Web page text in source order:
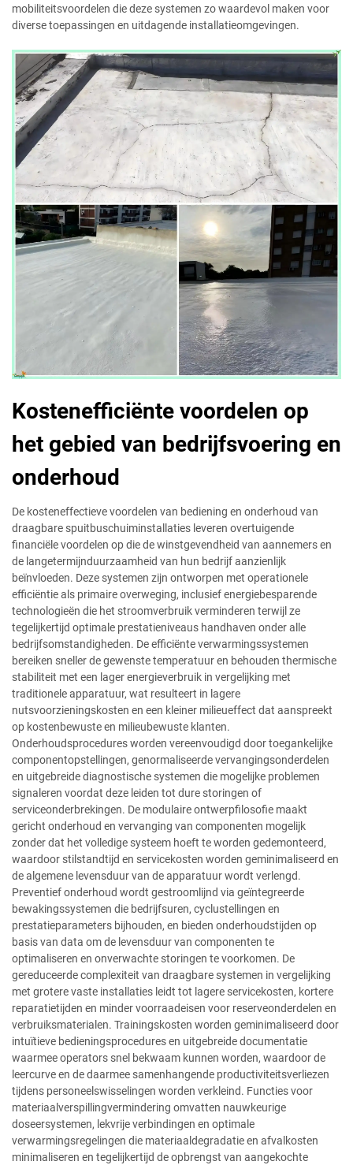
mobiliteitsvoordelen die deze systemen zo waardevol maken voor
diverse toepassingen en uitdagende installatieomgevingen.
Kostenefficiënte voordelen op
het gebied van bedrijfsvoering en
onderhoud
De kosteneffectieve voordelen van bediening en onderhoud van
draagbare spuitbuschuiminstallaties leveren overtuigende
financiële voordelen op die de winstgevendheid van aannemers en
de langetermijnduurzaamheid van hun bedrijf aanzienlijk
beïnvloeden. Deze systemen zijn ontworpen met operationele
efficiëntie als primaire overweging, inclusief energiebesparende
technologieën die het stroomverbruik verminderen terwijl ze
tegelijkertijd optimale prestatieniveaus handhaven onder alle
bedrijfsomstandigheden. De efficiënte verwarmingssystemen
bereiken sneller de gewenste temperatuur en behouden thermische
stabiliteit met een lager energieverbruik in vergelijking met
traditionele apparatuur, wat resulteert in lagere
nutsvoorzieningskosten en een kleiner milieueffect dat aanspreekt
op kostenbewuste en milieubewuste klanten.
Onderhoudsprocedures worden vereenvoudigd door toegankelijke
componentopstellingen, genormaliseerde vervangingsonderdelen
en uitgebreide diagnostische systemen die mogelijke problemen
signaleren voordat deze leiden tot dure storingen of
serviceonderbrekingen. De modulaire ontwerpfilosofie maakt
gericht onderhoud en vervanging van componenten mogelijk
zonder dat het volledige systeem hoeft te worden gedemonteerd,
waardoor stilstandtijd en servicekosten worden geminimaliseerd en
de algemene levensduur van de apparatuur wordt verlengd.
Preventief onderhoud wordt gestroomlijnd via geïntegreerde
bewakingssystemen die bedrijfsuren, cyclustellingen en
prestatieparameters bijhouden, en bieden onderhoudstijden op
basis van data om de levensduur van componenten te
optimaliseren en onverwachte storingen te voorkomen. De
gereduceerde complexiteit van draagbare systemen in vergelijking
met grotere vaste installaties leidt tot lagere servicekosten, kortere
reparatietijden en minder voorraadeisen voor reserveonderdelen en
verbruiksmaterialen. Trainingskosten worden geminimaliseerd door
intuïtieve bedieningsprocedures en uitgebreide documentatie
waarmee operators snel bekwaam kunnen worden, waardoor de
leercurve en de daarmee samenhangende productiviteitsverliezen
tijdens personeelswisselingen worden verkleind. Functies voor
materiaalverspillingvermindering omvatten nauwkeurige
doseersystemen, lekvrije verbindingen en optimale
verwarmingsregelingen die materiaaldegradatie en afvalkosten
minimaliseren en tegelijkertijd de opbrengst van aangekochte